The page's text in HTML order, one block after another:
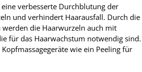
verbesserte Durchblutung der
und verhindert Haarausfall. Durch die
die Haarwurzeln auch mit
für das Haarwachstum notwendig sind.
wie ein Peeling für